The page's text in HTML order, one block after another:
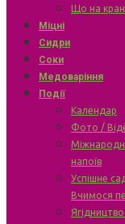
Що на
Міцні
Сидри
Соки
Медоваріння
Події
Календар
Фото /
напоїв
Успішне
Вчимося